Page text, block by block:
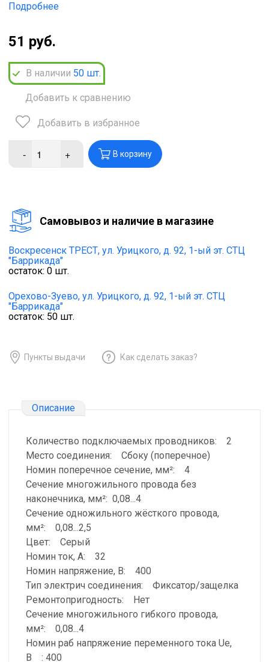
Подробнее
51 руб.
В наличии 50 шт.
Добавить к сравнению
Добавить в избранное
- + В корзину
Cамовывоз и наличие в магазине
Воскресенск ТРЕСТ, ул. Урицкого, д. 92, 1-ый эт. СТЦ
"Баррикада"
остаток: 0 шт.
Орехово-Зуево, ул. Урицкого, д. 92, 1-ый эт. СТЦ
"Баррикада"
остаток: 50 шт.
Пункты выдачи Как сделать заказ?
Описание
Количество подключаемых проводников: 2
Место соединения: Сбоку (поперечное)
Номин поперечное сечение, мм²: 4
Сечение многожильного провода без
наконечника, мм²: 0,08...4
Сечение одножильного жёсткого провода,
мм²: 0,08...2,5
Цвет: Серый
Номин ток, А: 32
Номин напряжение, В: 400
Тип электрич соединения: Фиксатор/защелка
Ремонтопригодность: Нет
Сечение многожильного гибкого провода,
мм²: 0,08...4
Номин раб напряжение переменного тока Ue,
В : 400